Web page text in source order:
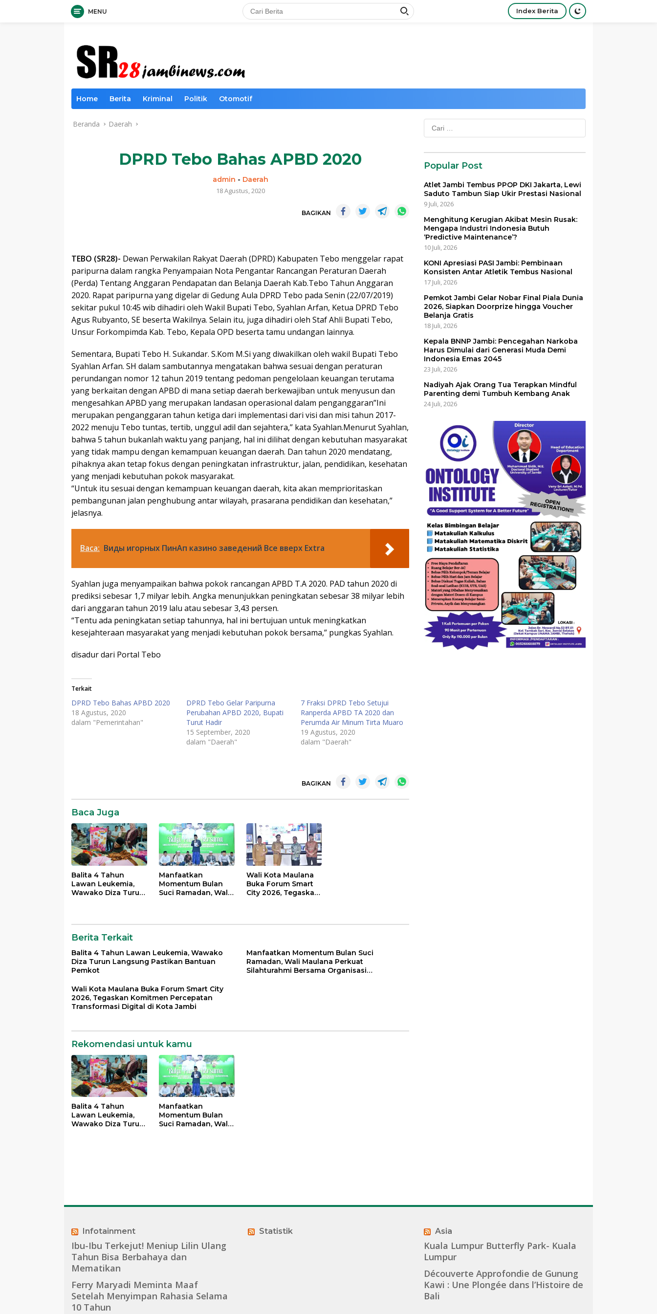
MENU Index Berita
Home Berita Kriminal Politik Otomotif
Beranda Daerah
DPRD Tebo Bahas APBD 2020
admin - Daerah
18 Agustus, 2020
BAGIKAN
TEBO (SR28)- Dewan Perwakilan Rakyat Daerah (DPRD) Kabupaten Tebo menggelar rapat
paripurna dalam rangka Penyampaian Nota Pengantar Rancangan Peraturan Daerah
(Perda) Tentang Anggaran Pendapatan dan Belanja Daerah Kab.Tebo Tahun Anggaran
2020. Rapat paripurna yang digelar di Gedung Aula DPRD Tebo pada Senin (22/07/2019)
sekitar pukul 10:45 wib dihadiri oleh Wakil Bupati Tebo, Syahlan Arfan, Ketua DPRD Tebo
Agus Rubyanto, SE beserta Wakilnya. Selain itu, juga dihadiri oleh Staf Ahli Bupati Tebo,
Unsur Forkompimda Kab. Tebo, Kepala OPD beserta tamu undangan lainnya.
Sementara, Bupati Tebo H. Sukandar. S.Kom M.Si yang diwakilkan oleh wakil Bupati Tebo
Syahlan Arfan. SH dalam sambutannya mengatakan bahwa sesuai dengan peraturan
perundangan nomor 12 tahun 2019 tentang pedoman pengelolaan keuangan terutama
yang berkaitan dengan APBD di mana setiap daerah berkewajiban untuk menyusun dan
mengesahkan APBD yang merupakan landasan operasional dalam penganggaran”Ini
merupakan penganggaran tahun ketiga dari implementasi dari visi dan misi tahun 2017-
2022 menuju Tebo tuntas, tertib, unggul adil dan sejahtera,” kata Syahlan.Menurut Syahlan,
bahwa 5 tahun bukanlah waktu yang panjang, hal ini dilihat dengan kebutuhan masyarakat
yang tidak mampu dengan kemampuan keuangan daerah. Dan tahun 2020 mendatang,
pihaknya akan tetap fokus dengan peningkatan infrastruktur, jalan, pendidikan, kesehatan
yang menjadi kebutuhan pokok masyarakat.
“Untuk itu sesuai dengan kemampuan keuangan daerah, kita akan memprioritaskan
pembangunan jalan penghubung antar wilayah, prasarana pendidikan dan kesehatan,”
jelasnya.
Baca: Виды игорных ПинАп казино заведений Все вверх Extra
Syahlan juga menyampaikan bahwa pokok rancangan APBD T.A 2020. PAD tahun 2020 di
prediksi sebesar 1,7 milyar lebih. Angka menunjukkan peningkatan sebesar 38 milyar lebih
dari anggaran tahun 2019 lalu atau sebesar 3,43 persen.
“Tentu ada peningkatan setiap tahunnya, hal ini bertujuan untuk meningkatkan
kesejahteraan masyarakat yang menjadi kebutuhan pokok bersama,” pungkas Syahlan.
disadur dari Portal Tebo
Terkait
DPRD Tebo Bahas APBD 2020
18 Agustus, 2020
dalam "Pemerintahan"
DPRD Tebo Gelar Paripurna
Perubahan APBD 2020, Bupati
Turut Hadir
15 September, 2020
dalam "Daerah"
7 Fraksi DPRD Tebo Setujui
Ranperda APBD TA 2020 dan
Perumda Air Minum Tirta Muaro
19 Agustus, 2020
dalam "Daerah"
Komentar
BAGIKAN
Baca Juga
Balita 4 Tahun
Lawan Leukemia,
Wawako Diza Turun
Manfaatkan
Momentum Bulan
Suci Ramadan, Wali
Masyarakat
Wali Kota Maulana
Buka Forum Smart
City 2026, Tegaskan
di Kota Jambi
Berita Terkait
Balita 4 Tahun Lawan Leukemia, Wawako
Diza Turun Langsung Pastikan Bantuan
Pemkot
Manfaatkan Momentum Bulan Suci
Ramadan, Wali Maulana Perkuat
Silahturahmi Bersama Organisasi
Wali Kota Maulana Buka Forum Smart City
2026, Tegaskan Komitmen Percepatan
Transformasi Digital di Kota Jambi
Rekomendasi untuk kamu
Balita 4 Tahun
Lawan Leukemia,
Wawako Diza Turun
Manfaatkan
Momentum Bulan
Suci Ramadan, Wali
Cari
untuk:
Popular Post
Atlet Jambi Tembus PPOP DKI Jakarta, Lewi
Saduto Tambun Siap Ukir Prestasi Nasional
9 Juli, 2026
Menghitung Kerugian Akibat Mesin Rusak:
Mengapa Industri Indonesia Butuh
‘Predictive Maintenance’?
10 Juli, 2026
KONI Apresiasi PASI Jambi: Pembinaan
Konsisten Antar Atletik Tembus Nasional
17 Juli, 2026
Pemkot Jambi Gelar Nobar Final Piala Dunia
2026, Siapkan Doorprize hingga Voucher
Belanja Gratis
18 Juli, 2026
Kepala BNNP Jambi: Pencegahan Narkoba
Harus Dimulai dari Generasi Muda Demi
Indonesia Emas 2045
23 Juli, 2026
Nadiyah Ajak Orang Tua Terapkan Mindful
Parenting demi Tumbuh Kembang Anak
24 Juli, 2026
Infotainment
Ibu-Ibu Terkejut! Meniup Lilin Ulang
Tahun Bisa Berbahaya dan
Mematikan
Ferry Maryadi Meminta Maaf
Setelah Menyimpan Rahasia Selama
10 Tahun
Statistik Asia
Kuala Lumpur Butterfly Park- Kuala
Lumpur
Découverte Approfondie de Gunung
Kawi : Une Plongée dans l’Histoire de
Bali